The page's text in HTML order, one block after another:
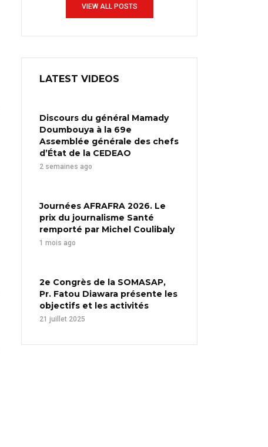
VIEW ALL POSTS
LATEST VIDEOS
Discours du général Mamady
Doumbouya à la 69e
Assemblée générale des chefs
d’État de la CEDEAO
2 semaines ago
Journées AFRAFRA 2026. Le
prix du journalisme Santé
remporté par Michel Coulibaly
1 mois ago
2e Congrès de la SOMASAP,
Pr. Fatou Diawara présente les
objectifs et les activités
21 juillet 2025